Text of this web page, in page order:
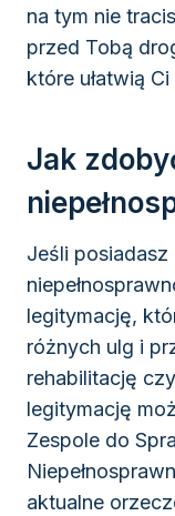
na tym nie
przed Tobą
które ułatwią
Jak
Jeśli
legitymację,
różnych ulg i
rehabilitację
legitymację
Zespole do
aktualne